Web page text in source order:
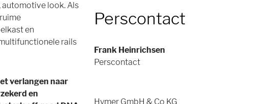
look. Als
en
rails
verlangen naar
en
Perscontact
Frank Heinrichsen
Perscontact
Hymer GmbH & Co KG